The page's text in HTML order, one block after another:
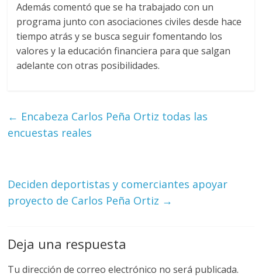
Además comentó que se ha trabajado con un
programa junto con asociaciones civiles desde hace
tiempo atrás y se busca seguir fomentando los
valores y la educación financiera para que salgan
adelante con otras posibilidades.
← Encabeza Carlos Peña Ortiz todas las
encuestas reales
Deciden deportistas y comerciantes apoyar
proyecto de Carlos Peña Ortiz →
Deja una respuesta
Tu dirección de correo electrónico no será publicada.